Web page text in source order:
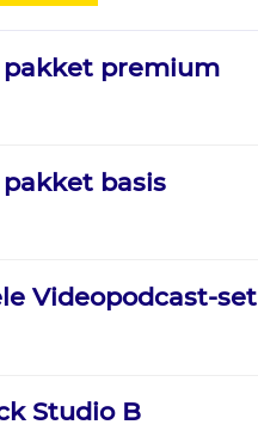
pakket premium
basis
Videopodcast-set
Studio B